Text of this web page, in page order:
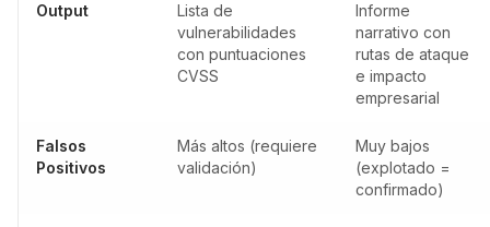
Output
Lista de
vulnerabilidades
con puntuaciones
CVSS
Informe
narrativo con
rutas de ataque
e impacto
empresarial
Falsos
Positivos
Más altos (requiere
validación)
Muy bajos
(explotado =
confirmado)